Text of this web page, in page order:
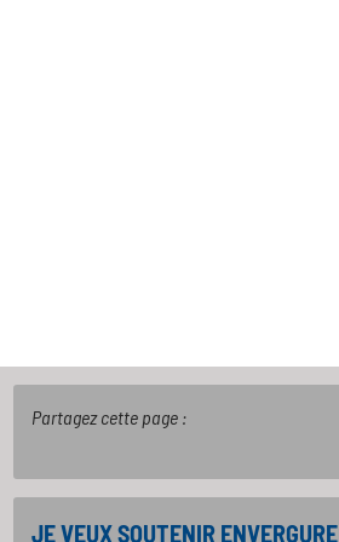
Partagez cette page :
JE VEUX SOUTENIR ENVERGURE